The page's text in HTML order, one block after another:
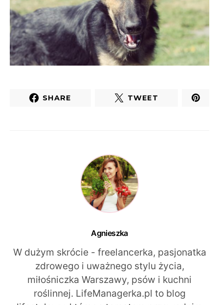
SHARE TWEET
Agnieszka
W dużym skrócie - freelancerka, pasjonatka
zdrowego i uważnego stylu życia,
miłośniczka Warszawy, psów i kuchni
roślinnej. LifeManagerka.pl to blog